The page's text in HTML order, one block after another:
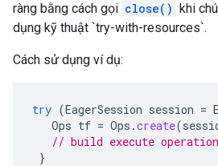
ràng bằng cách gọi close() khi
dụng kỹ thuật `try-with-resources`.
Cách sử dụng ví dụ:
try (EagerSession session =
Ops tf = Ops .create(
// build execute
}